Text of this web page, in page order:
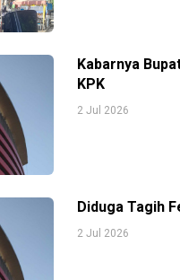
Kabarnya
KPK
2 Jul 2026
Diduga Tagih
2 Jul 2026